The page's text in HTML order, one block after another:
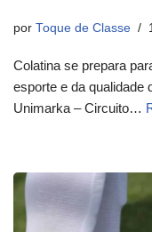
por Toque de Classe
Colatina se prepara
esporte e da qualidade
Unimarka – Circuito…